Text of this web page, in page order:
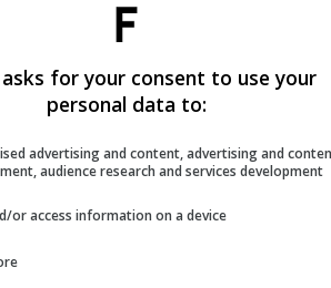
asks for your consent to use your
personal data to:
advertising and content, advertising and
audience research and services development
or access information on a device